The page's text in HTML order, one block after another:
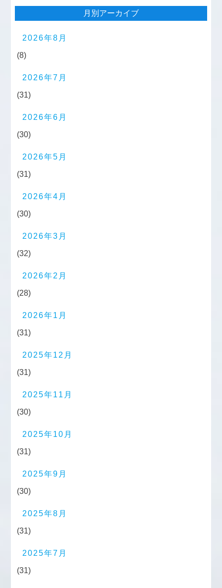
月別アーカイブ
2026年8月
(8)
2026年7月
(31)
2026年6月
(30)
2026年5月
(31)
2026年4月
(30)
2026年3月
(32)
2026年2月
(28)
2026年1月
(31)
2025年12月
(31)
2025年11月
(30)
2025年10月
(31)
2025年9月
(30)
2025年8月
(31)
2025年7月
(31)